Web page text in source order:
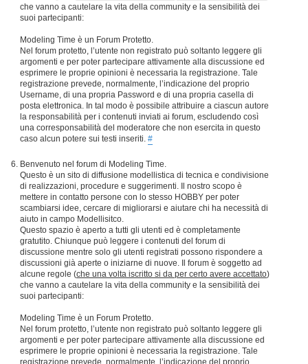
che vanno a cautelare la vita della community e la sensibilità dei
suoi partecipanti:
Modeling Time è un Forum Protetto.
Nel forum protetto, l’utente non registrato può soltanto leggere gli
argomenti e per poter partecipare attivamente alla discussione ed
esprimere le proprie opinioni è necessaria la registrazione. Tale
registrazione prevede, normalmente, l’indicazione del proprio
Username, di una propria Password e di una propria casella di
posta elettronica. In tal modo è possibile attribuire a ciascun autore
la responsabilità per i contenuti inviati ai forum, escludendo così
una corresponsabilità del moderatore che non esercita in questo
caso alcun potere sui testi inseriti. #
Benvenuto nel forum di Modeling Time.
Questo è un sito di diffusione modellistica di tecnica e condivisione
di realizzazioni, procedure e suggerimenti. Il nostro scopo è
mettere in contatto persone con lo stesso HOBBY per poter
scambiarsi idee, cercare di migliorarsi e aiutare chi ha necessità di
aiuto in campo Modellisitco.
Questo spazio è aperto a tutti gli utenti ed è completamente
gratutito. Chiunque può leggere i contenuti del forum di
discussione mentre solo gli utenti registrati possono rispondere a
discussioni già aperte o iniziarne di nuove. Il forum è soggetto ad
alcune regole (che una volta iscritto si da per certo avere accettato)
che vanno a cautelare la vita della community e la sensibilità dei
suoi partecipanti:
Modeling Time è un Forum Protetto.
Nel forum protetto, l’utente non registrato può soltanto leggere gli
argomenti e per poter partecipare attivamente alla discussione ed
esprimere le proprie opinioni è necessaria la registrazione. Tale
registrazione prevede, normalmente, l’indicazione del proprio